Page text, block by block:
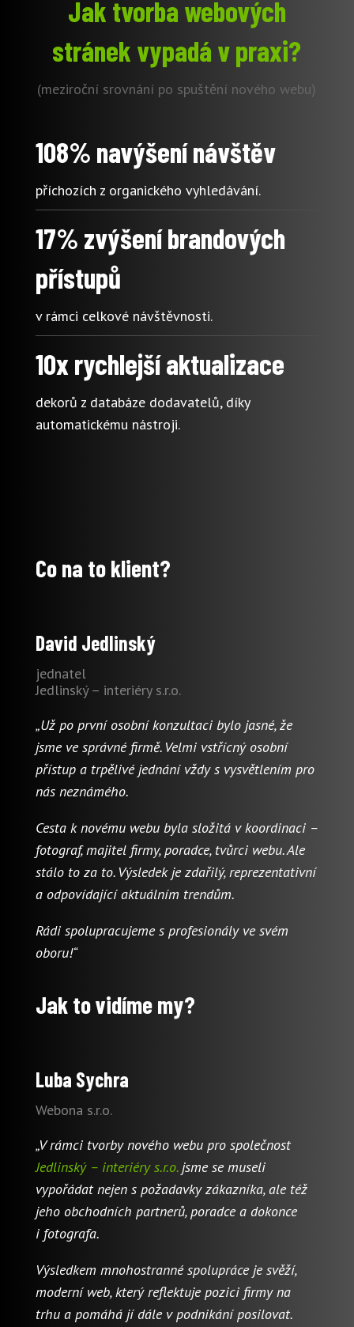
Jak tvorba webových
stránek vypadá v praxi?
(meziroční srovnání po spuštění nového webu)
108% navýšení návštěv
příchozích z organického vyhledávání.
17% zvýšení brandových
přístupů
v rámci celkové návštěvnosti.
10x rychlejší aktualizace
dekorů z databáze dodavatelů, díky
automatickému nástroji.
Co na to klient?
David Jedlinský
jednatel
Jedlinský – interiéry s.r.o.
„Už po první osobní konzultaci bylo jasné, že
jsme ve správné firmě. Velmi vstřícný osobní
přístup a trpělivé jednání vždy s vysvětlením pro
nás neznámého.
Cesta k novému webu byla složitá v koordinaci –
fotograf, majitel firmy, poradce, tvůrci webu. Ale
stálo to za to. Výsledek je zdařilý, reprezentativní
a odpovídající aktuálním trendům.
Rádi spolupracujeme s profesionály ve svém
oboru!“
Jak to vidíme my?
Luba Sychra
Webona s.r.o.
„V rámci tvorby nového webu pro společnost
Jedlinský – interiéry s.r.o.jsme se museli
vypořádat nejen s požadavky zákazníka, ale též
jeho obchodních partnerů, poradce a dokonce
i fotografa.
Výsledkem mnohostranné spolupráce je svěží,
moderní web, který reflektuje pozici firmy na
trhu a pomáhá jí dále v podnikání posilovat.